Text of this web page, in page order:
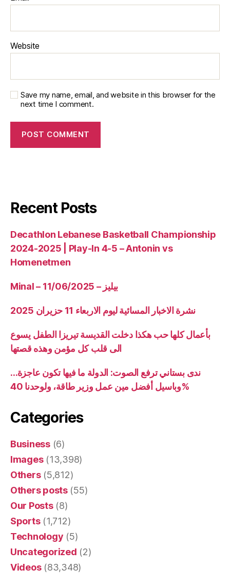
Website
Save my name, email, and website in this browser for the
next time I comment.
Recent Posts
Decathlon Lebanese Basketball Championship
2024-2025 | Play-In 4-5 – Antonin vs
Homenetmen
Minal – 11/06/2025 – بيليز
نشرة الاخبار المسائية ليوم الاربعاء 11 حزيران 2025
بأعمال كلها حب هكذا دخلت القديسة تيريزا الطفل يسوع
الى قلب كل مؤمن وهذه قصتها
ندى بستاني ترفع الصوت: الدولة ما فيها تكون عاجزة…
وباسيل أفضل مين عمل وزير طاقة، ولوحدنا 40%
Categories
Business(6)
Images(13,398)
Others(5,812)
Others posts(55)
Our Posts(8)
Sports(1,712)
Technology (5)
Uncategorized (2)
Videos(83,348)